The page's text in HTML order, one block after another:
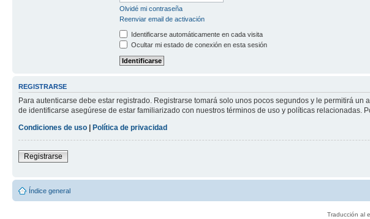
Olvidé mi contraseña
Reenviar email de activación
Identificarse automáticamente en cada visita
Ocultar mi estado de conexión en esta sesión
REGISTRARSE
Para autenticarse debe estar registrado. Registrarse tomará solo unos pocos segundos y le permitirá
de identificarse asegúrese de estar familiarizado con nuestros términos de uso y políticas relacionadas.
Condiciones de uso
Política de privacidad
Registrarse
Índice general
Traducción al